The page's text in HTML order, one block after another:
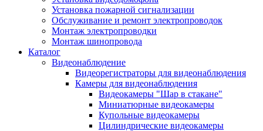
Установка пожарной сигнализации
Обслуживание и ремонт электропроводок
Монтаж электропроводки
Монтаж шинопровода
Каталог
Видеонаблюдение
Видеорегистраторы для видеонаблюдения
Камеры для видеонаблюдения
Видеокамеры "Шар в стакане"
Миниатюрные видеокамеры
Купольные видеокамеры
Цилиндрические видеокамеры